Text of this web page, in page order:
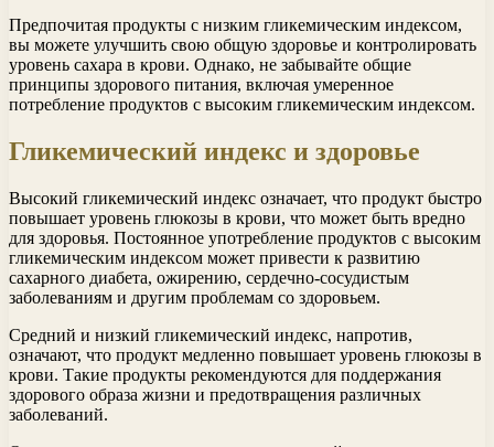
Предпочитая продукты с низким гликемическим индексом,
вы можете улучшить свою общую здоровье и контролировать
уровень сахара в крови. Однако, не забывайте общие
принципы здорового питания, включая умеренное
потребление продуктов с высоким гликемическим индексом.
Гликемический индекс и здоровье
Высокий гликемический индекс означает, что продукт быстро
повышает уровень глюкозы в крови, что может быть вредно
для здоровья. Постоянное употребление продуктов с высоким
гликемическим индексом может привести к развитию
сахарного диабета, ожирению, сердечно-сосудистым
заболеваниям и другим проблемам со здоровьем.
Средний и низкий гликемический индекс, напротив,
означают, что продукт медленно повышает уровень глюкозы в
крови. Такие продукты рекомендуются для поддержания
здорового образа жизни и предотвращения различных
заболеваний.